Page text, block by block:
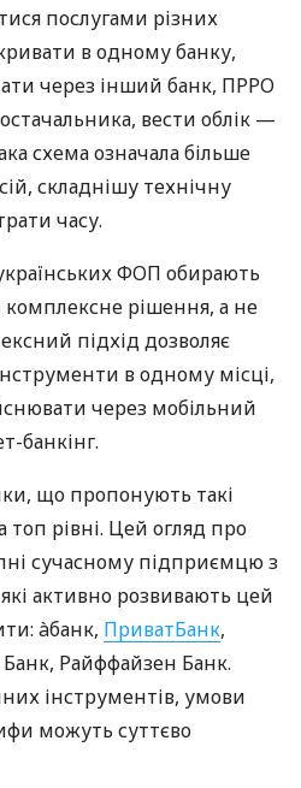
послугами різних
в одному банку,
через інший банк, ПРРО
вести облік —
схема означала більше
складнішу технічну
часу.
ФОП обирають
рішення, а не
підхід дозволяє
в одному місці,
через мобільний
банкінг.
що пропонують такі
рівні. Цей огляд про
сучасному підприємцю з
активно розвивають цей
àбанк, ПриватБанк,
Райффайзен Банк.
інструментів, умови
можуть суттєво